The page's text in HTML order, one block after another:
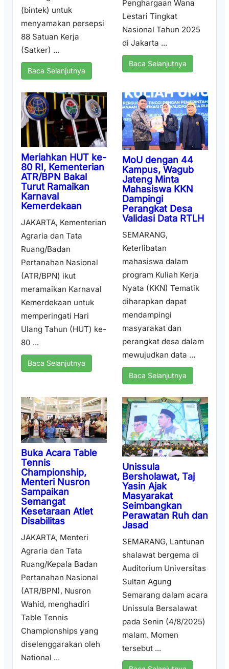
(bintek) untuk
menyamakan persepsi
88 Satuan Kerja
(Satker) ...
Baca Selanjutnya
Penghargaan Wana
Lestari Tingkat
Nasional Tahun 2025
di Jakarta ...
Baca Selanjutnya
Meriahkan HUT ke-
80 RI, Kementerian
ATR/BPN Bakal
Turut Ramaikan
Karnaval
Kemerdekaan
JAKARTA, Kementerian
Agraria dan Tata
Ruang/Badan
Pertanahan Nasional
(ATR/BPN) ikut
meramaikan Karnaval
Kemerdekaan untuk
memperingati Hari
Ulang Tahun (HUT) ke-
80 ...
Baca Selanjutnya
MoU dengan 44
Kampus, Wagub
Jateng Minta
Mahasiswa KKN
Dampingi
Perangkat Desa
Validasi Data RTLH
SEMARANG,
Keterlibatan
mahasiswa dalam
program Kuliah Kerja
Nyata (KKN) Tematik
diharapkan dapat
mendampingi
masyarakat dan
perangkat desa dalam
mewujudkan data ...
Baca Selanjutnya
Buka Acara Table
Tennis
Championship,
Menteri Nusron
Sampaikan
Semangat
Kesetaraan Atlet
Disabilitas
JAKARTA, Menteri
Agraria dan Tata
Ruang/Kepala Badan
Pertanahan Nasional
(ATR/BPN), Nusron
Wahid, menghadiri
Table Tennis
Championships yang
diselenggarakan oleh
National ...
Unissula
Bersholawat, Taj
Yasin Ajak
Masyarakat
Seimbangkan
Perawatan Ruh dan
Jasad
SEMARANG, Lantunan
shalawat bergema di
Auditorium Universitas
Sultan Agung
Semarang dalam acara
Unissula Bersalawat
pada Senin (4/8/2025)
malam. Momen
tersebut ...